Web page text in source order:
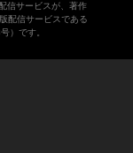
信サービスが、著作
配信サービスである
）です。